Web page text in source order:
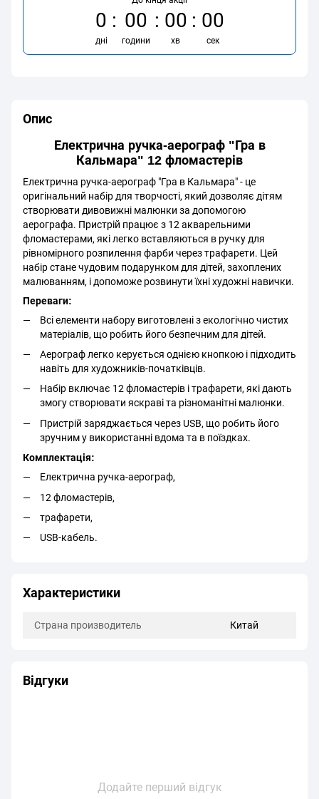
0
дні
00
години
00
хв
00
сек
Опис
Електрична ручка-аерограф "Гра в
Кальмара" 12 фломастерів
Електрична ручка-аерограф "Гра в Кальмара" - це
оригінальний набір для творчості, який дозволяє дітям
створювати дивовижні малюнки за допомогою
аерографа. Пристрій працює з 12 акварельними
фломастерами, які легко вставляються в ручку для
рівномірного розпилення фарби через трафарети. Цей
набір стане чудовим подарунком для дітей, захоплених
малюванням, і допоможе розвинути їхні художні навички.
Переваги:
Всі елементи набору виготовлені з екологічно чистих
матеріалів, що робить його безпечним для дітей.
Аерограф легко керується однією кнопкою і підходить
навіть для художників-початківців.
Набір включає 12 фломастерів і трафарети, які дають
змогу створювати яскраві та різноманітні малюнки.
Пристрій заряджається через USB, що робить його
зручним у використанні вдома та в поїздках.
Комплектація:
Електрична ручка-аерограф,
12 фломастерів,
трафарети,
USB-кабель.
Характеристики
Страна производитель Китай
Відгуки
Додайте перший відгук